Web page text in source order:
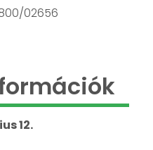
02656
12.